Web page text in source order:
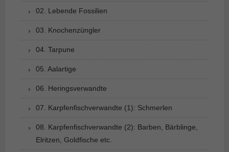
02. Lebende Fossilien
03. Knochenzüngler
04. Tarpune
05. Aalartige
06. Heringsverwandte
07. Karpfenfischverwandte (1): Schmerlen
08. Karpfenfischverwandte (2): Barben, Bärblinge,
Elritzen, Goldfische etc.